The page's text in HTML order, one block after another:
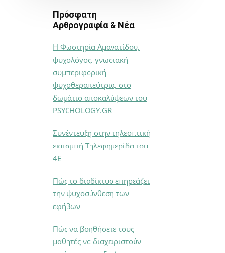
Πρόσφατη
Αρθρογραφία & Νέα
Η Φωστηρία Αμανατίδου,
ψυχολόγος, γνωσιακή
συμπεριφορική
ψυχοθεραπεύτρια, στο
δωμάτιο αποκαλύψεων του
PSYCHOLOGY.GR
Συνέντευξη στην τηλεοπτική
εκπομπή Τηλεφημερίδα του
4Ε
Πώς το διαδίκτυο επηρεάζει
την ψυχοσύνθεση των
εφήβων
Πώς να βοηθήσετε τους
μαθητές να διαχειριστούν